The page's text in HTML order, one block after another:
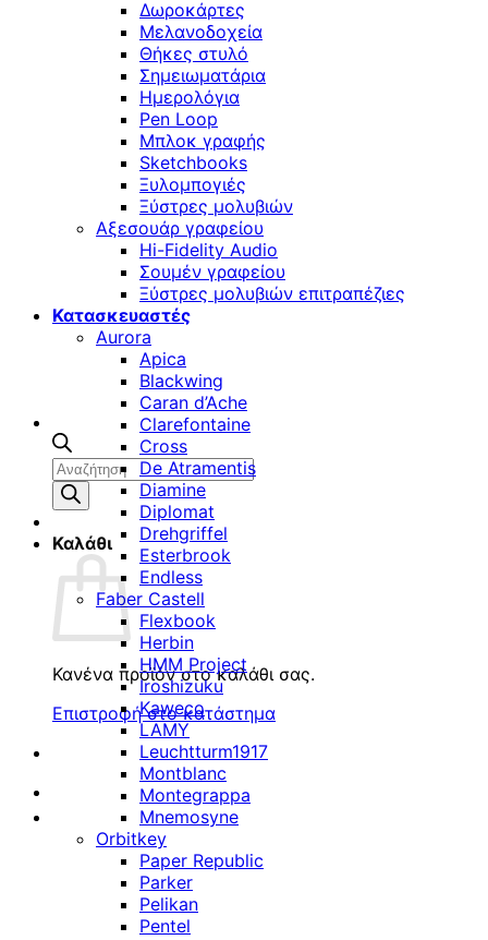
Αναζήτηση
προϊόντων
Καλάθι
Κανένα προϊόν στο καλάθι σας.
Επιστροφή στο κατάστημα
Δωροκάρτες
Μελανοδοχεία
Θήκες στυλό
Σημειωματάρια
Ημερολόγια
Pen Loop
Μπλοκ γραφής
Sketchbooks
Ξυλομπογιές
Ξύστρες μολυβιών
Αξεσουάρ γραφείου
Hi-Fidelity Audio
Σουμέν γραφείου
Ξύστρες μολυβιών επιτραπέζιες
Κατασκευαστές
Aurora
Apica
Blackwing
Caran d’Ache
Clarefontaine
Cross
De Atramentis
Diamine
Diplomat
Drehgriffel
Esterbrook
Endless
Faber Castell
Flexbook
Herbin
HMM Project
Iroshizuku
Kaweco
LAMY
Leuchtturm1917
Montblanc
Montegrappa
Mnemosyne
Orbitkey
Paper Republic
Parker
Pelikan
Pentel